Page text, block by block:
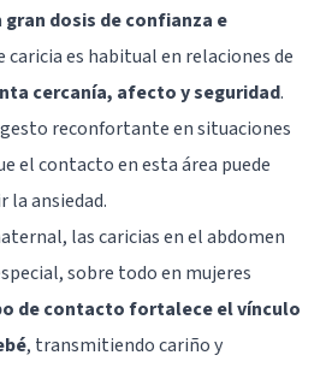
gran dosis de confianza e
caricia es habitual en relaciones de
cercanía, afecto y seguridad.
reconfortante en situaciones
el contacto en esta área puede
la ansiedad.
las caricias en el abdomen
sobre todo en mujeres
de contacto fortalece el vínculo
, transmitiendo cariño y